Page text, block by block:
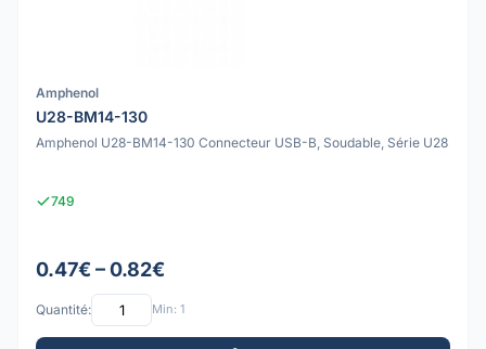
Amphenol
U28-BM14-130
Amphenol U28-BM14-130 Connecteur USB-B, Soudable, Série U28
749
0.47€ – 0.82€
Quantité: Min: 1